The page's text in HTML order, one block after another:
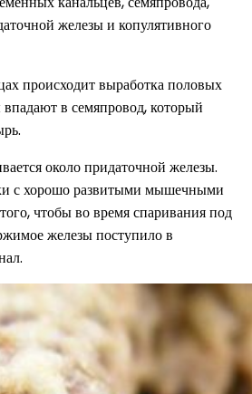
железы и копулятивного
происходит выработка половых
в семяпровод, который
около придаточной железы.
с хорошо развитыми мышечными
чтобы во время спаривания под
железы поступило в